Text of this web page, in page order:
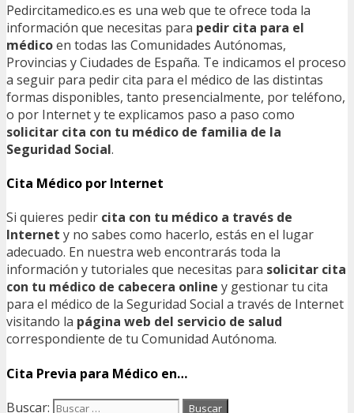
Pedircitamedico.es es una web que te ofrece toda la
información que necesitas para pedir cita para el
médicoen todas las Comunidades Autónomas,
Provincias y Ciudades de España. Te indicamos el proceso
a seguir para pedir cita para el médico de las distintas
formas disponibles, tanto presencialmente, por teléfono,
o por Internet y te explicamos paso a paso como
solicitar cita con tu médico de familia de la
Seguridad Social.
Cita Médico por Internet
Si quieres pedir cita con tu médico a través de
Internet y no sabes como hacerlo, estás en el lugar
adecuado. En nuestra web encontrarás toda la
información y tutoriales que necesitas para solicitar cita
con tu médico de cabecera online y gestionar tu cita
para el médico de la Seguridad Social a través de Internet
visitando la página web del servicio de salud
correspondiente de tu Comunidad Autónoma.
Cita Previa para Médico en…
Buscar: